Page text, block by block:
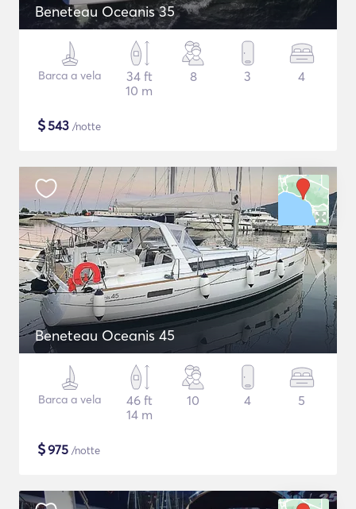
Beneteau Oceanis 35
Barca a vela
34 ft
10 m
8 3 4
$543 /notte
Beneteau Oceanis 45
Barca a vela
46 ft
14 m
10 4 5
$975 /notte